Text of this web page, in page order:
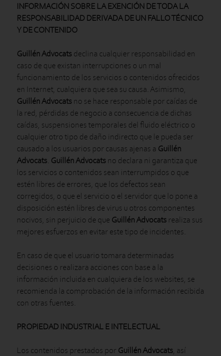
INFORMACIÓN SOBRE LA EXENCIÓN DE TODA LA
RESPONSABILIDAD DERIVADA DE UN FALLO TÉCNICO
Y DE CONTENIDO
Guillén Advocats declina cualquier responsabilidad en
caso de que existan interrupciones o un mal
funcionamiento de los servicios o contenidos ofrecidos
en Internet, cualquiera que sea su causa. Asimismo,
Guillén Advocats no se hace responsable por caídas de
la red, pérdidas de negocio a consecuencia de dichas
caídas, suspensiones temporales del fluido eléctrico o
cualquier otro tipo de daño indirecto que le pueda ser
causado a los usuarios por causas ajenas a Guillén
Advocats Guillén Advocats no declara ni garantiza que
los servicios o contenidos sean interrumpidos o que
estén libres de errores, que los defectos sean
corregidos, o que el servicio o el servidor que lo pone a
disposición estén libres de virus u otros componentes
nocivos, sin perjuicio de que Guillén Advocats realiza sus
mejores esfuerzos en evitar este tipo de incidentes.
En caso de que el usuario tomara determinadas
decisiones o realizara acciones con base a la
información incluida en cualquiera de los websites, se
recomienda la comprobación de la información recibida
con otras fuentes.
PROPIEDAD INDUSTRIAL E INTELECTUAL
Los contenidos prestados por Guillén Advocats , así